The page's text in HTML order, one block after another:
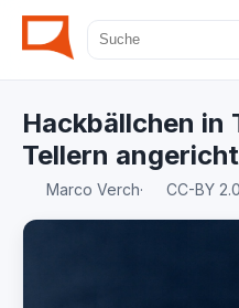
Hackbällchen in
Tellern
Marco Verch· CC-BY 2.0